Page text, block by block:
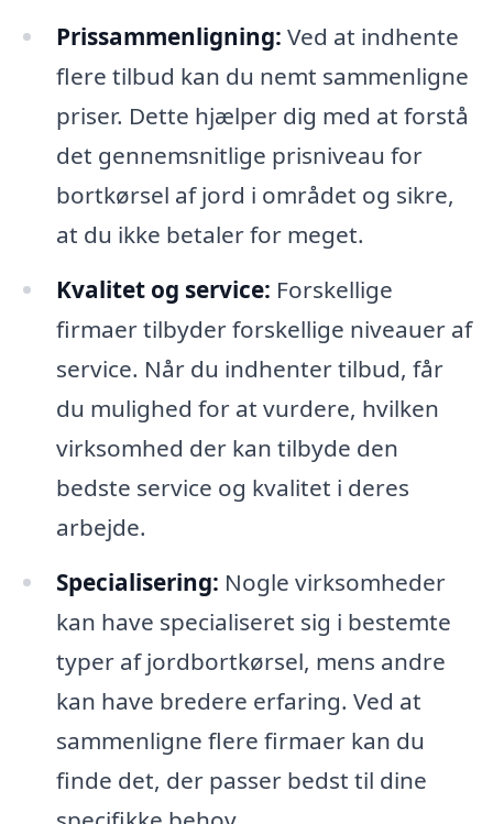
Prissammenligning: Ved at indhente
flere tilbud kan du nemt sammenligne
priser. Dette hjælper dig med at forstå
det gennemsnitlige prisniveau for
bortkørsel af jord i området og sikre,
at du ikke betaler for meget.
Kvalitet og service: Forskellige
firmaer tilbyder forskellige niveauer af
service. Når du indhenter tilbud, får
du mulighed for at vurdere, hvilken
virksomhed der kan tilbyde den
bedste service og kvalitet i deres
arbejde.
Specialisering: Nogle virksomheder
kan have specialiseret sig i bestemte
typer af jordbortkørsel, mens andre
kan have bredere erfaring. Ved at
sammenligne flere firmaer kan du
finde det, der passer bedst til dine